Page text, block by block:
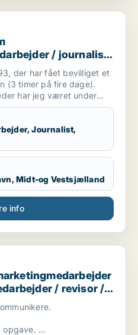
/
/ journalist
kreativ medarbejder
der har fået bevilliget et
(3 timer på fire dage).
har jeg været under
diagnosen - og er
at agere som
eller på en kommune
Journalist,
Midt-og Vestsjælland
info
/ sælger /
/ revisor /
opgave.